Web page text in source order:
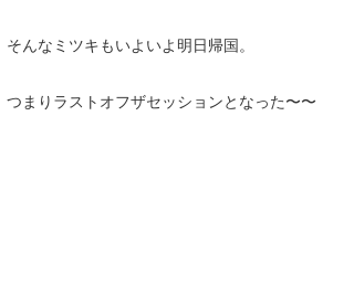
そんなミツキもいよいよ明日帰国。
つまりラストオフザセッションとなった〜〜